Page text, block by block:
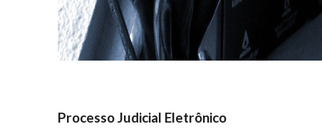
Processo Judicial Eletrônico